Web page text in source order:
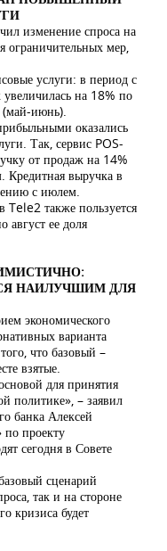
изменение спроса на
ограничительных мер,
услуги: в период с
на 18% по
июнь).
оказались
Так, сервис POS-
от продаж на 14%
выручка в
с июлем.
также пользуется
август ее доля
НАИЛУЧШИМ ДЛЯ
экономического
варианта
что базовый –
взятые.
для принятия
политике», – заявил
банка Алексей
по проекту
сегодня в Совете
сценарий
так и на стороне
кризиса будет